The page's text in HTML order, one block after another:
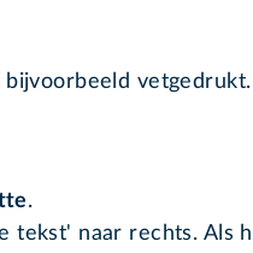
vetgedrukt.
.
tekst' naar rechts. Als